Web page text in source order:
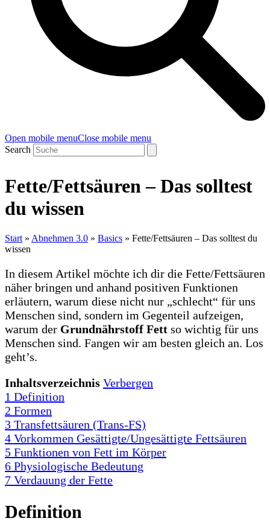
Open mobile menuClose mobile menu
Search
Fette/Fettsäuren – Das solltest
du wissen
Start » Abnehmen 3.0 » Basics » Fette/Fettsäuren – Das solltest du
wissen
In diesem Artikel möchte ich dir die Fette/Fettsäuren
näher bringen und anhand positiven Funktionen
erläutern, warum diese nicht nur „schlecht“ für uns
Menschen sind, sondern im Gegenteil aufzeigen,
warum der Grundnährstoff Fett so wichtig für uns
Menschen sind. Fangen wir am besten gleich an. Los
geht’s.
Inhaltsverzeichnis Verbergen
1 Definition
2 Formen
3 Transfettsäuren (Trans-FS)
4 Vorkommen Gesättigte/Ungesättigte Fettsäuren
5 Funktionen von Fett im Körper
6 Physiologische Bedeutung
7 Verdauung der Fette
Definition